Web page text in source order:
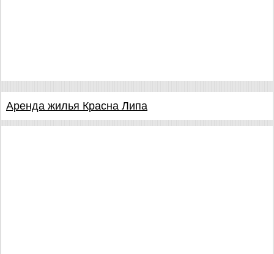
Аренда жилья Красна Липа